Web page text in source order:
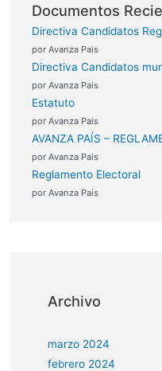
Documentos
Directiva Candidatos
por Avanza Pais
Directiva Candidatos
por Avanza Pais
Estatuto
por Avanza Pais
AVANZA PAÍS –
por Avanza Pais
Reglamento Electoral
por Avanza Pais
Archivo
marzo 2024
febrero 2024